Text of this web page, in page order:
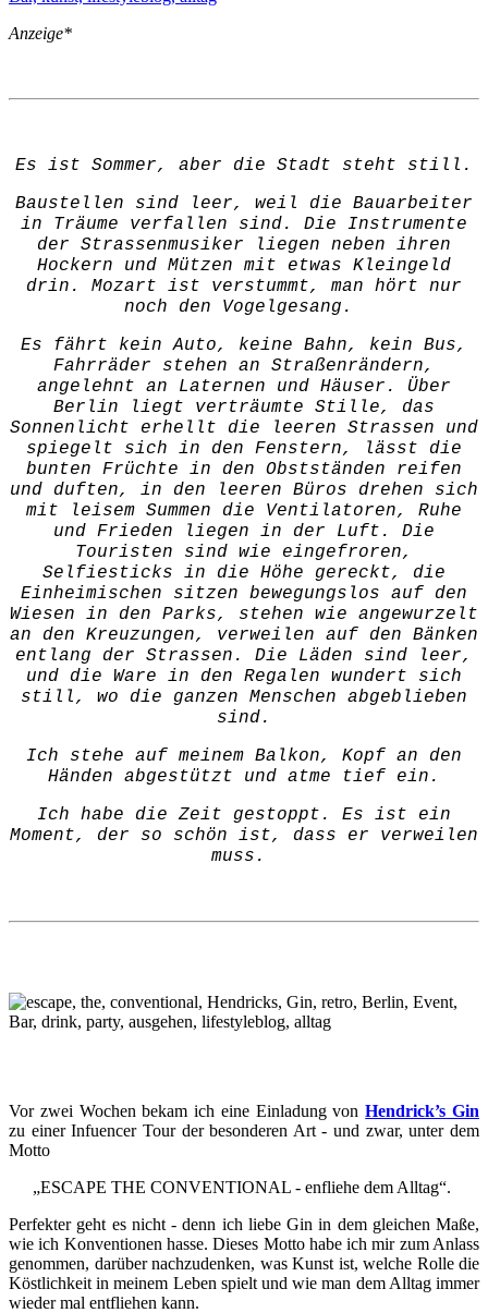
Anzeige*
Es ist Sommer, aber die Stadt steht still.
Baustellen sind leer, weil die Bauarbeiter
in Träume verfallen sind. Die Instrumente
der Strassenmusiker liegen neben ihren
Hockern und Mützen mit etwas Kleingeld
drin. Mozart ist verstummt, man hört nur
noch den Vogelgesang.
Es fährt kein Auto, keine Bahn, kein Bus,
Fahrräder stehen an Straßenrändern,
angelehnt an Laternen und Häuser. Über
Berlin liegt verträumte Stille, das
Sonnenlicht erhellt die leeren Strassen und
spiegelt sich in den Fenstern, lässt die
bunten Früchte in den Obstständen reifen
und duften, in den leeren Büros drehen sich
mit leisem Summen die Ventilatoren, Ruhe
und Frieden liegen in der Luft. Die
Touristen sind wie eingefroren,
Selfiesticks in die Höhe gereckt, die
Einheimischen sitzen bewegungslos auf den
Wiesen in den Parks, stehen wie angewurzelt
an den Kreuzungen, verweilen auf den Bänken
entlang der Strassen. Die Läden sind leer,
und die Ware in den Regalen wundert sich
still, wo die ganzen Menschen abgeblieben
sind.
Ich stehe auf meinem Balkon, Kopf an den
Händen abgestützt und atme tief ein.
Ich habe die Zeit gestoppt. Es ist ein
Moment, der so schön ist, dass er verweilen
muss.
Vor zwei Wochen bekam ich eine Einladung vonHendrick’s Gin
zu einer Infuencer Tour der besonderen Art - und zwar, unter dem
Motto
„ESCAPE THE CONVENTIONAL - enfliehe dem Alltag“.
Perfekter geht es nicht - denn ich liebe Gin in dem gleichen Maße,
wie ich Konventionen hasse. Dieses Motto habe ich mir zum Anlass
genommen, darüber nachzudenken, was Kunst ist, welche Rolle die
Köstlichkeit in meinem Leben spielt und wie man dem Alltag immer
wieder mal entfliehen kann.